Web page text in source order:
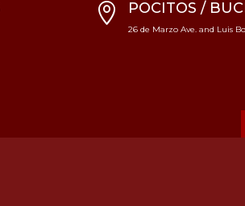
 POCITOS /
26 de Marzo Ave. and Luis